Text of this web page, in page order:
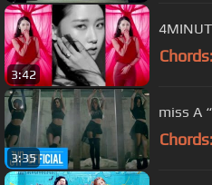
3:42
Chords:
3:35
miss A
Chords: